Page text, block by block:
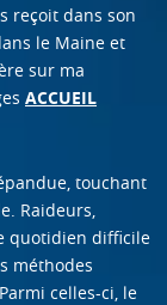
reçoit dans son
le Maine et
sur ma
ACCUEIL
touchant
Raideurs,
quotidien difficile
méthodes
celles-ci, le